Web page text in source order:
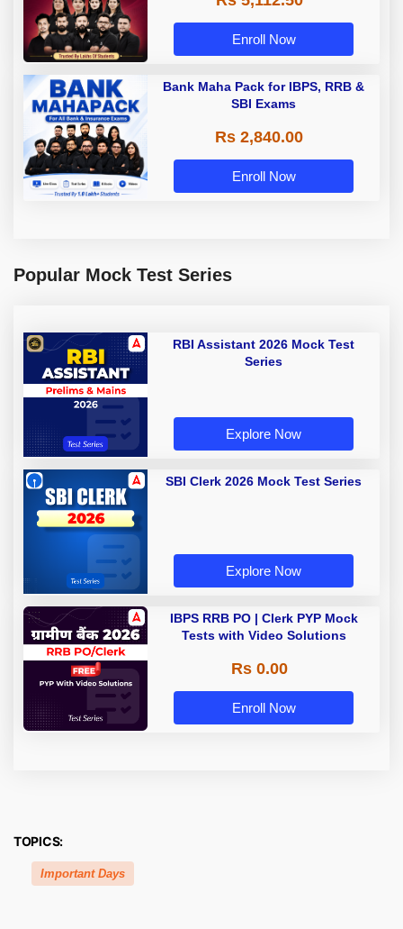
Enroll Now
Bank Maha Pack for IBPS, RRB &
SBI Exams
Rs 2,840.00
Enroll Now
Popular Mock Test Series
RBI Assistant 2026 Mock Test
Series
Explore Now
SBI Clerk 2026 Mock Test Series
Explore Now
IBPS RRB PO | Clerk PYP Mock
Tests with Video Solutions
Rs 0.00
Enroll Now
TOPICS:
Important Days